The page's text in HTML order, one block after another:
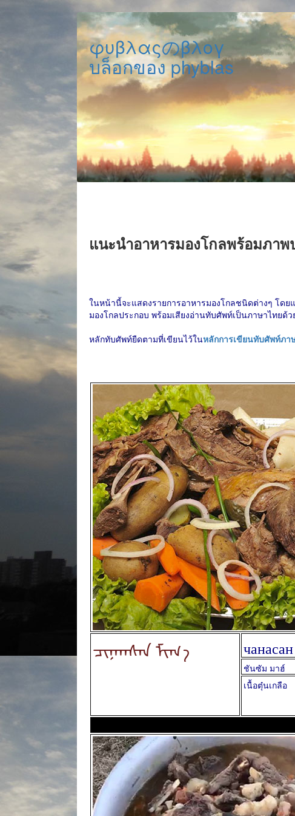
φυβλαςのβλογ
บล็อกของ phyblas
แนะนำอาหารมองโกลพร้อมภา
ในหน้านี้จะแสดงรายการอาหารมองโกลชนิดต่างๆ โด
มองโกลประกอบ พร้อมเสียงอ่านทับศัพท์เป็นภาษาไทยด้ว
หลักทับศัพท์ยืดตามที่เขียนไว้ในหลักการเขียนทับศัพท์ภา
ᠴᠢᠨᠠᠭᠰᠠᠨ ᠮᠢᠬ᠎ᠠ
ชันซัม มาฮ์
เนื้อตุ๋นเกลือ